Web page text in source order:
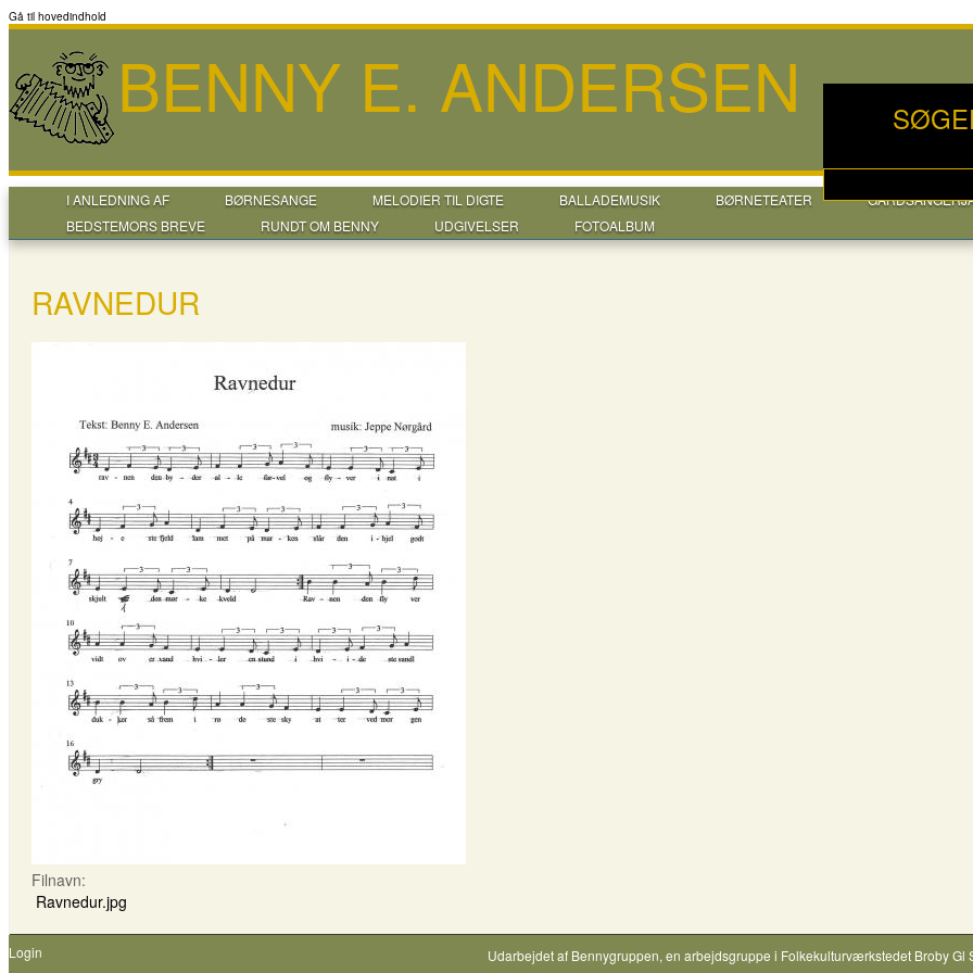
Gå til hovedindhold
BENNY E. ANDERSEN
I ANLEDNING AF BØRNESANGE MELODIER TIL DIGTE BALLADEMUSIK BØRNETEATER
BEDSTEMORS BREVE
RUNDT OM BENNY UDGIVELSER FOTOALBUM
RAVNEDUR
Filnavn:
Ravnedur.jpg
Login Udarbejdet af Bennygruppen, en arbejdsgruppe i Folkekulturværkstedet Broby Gl